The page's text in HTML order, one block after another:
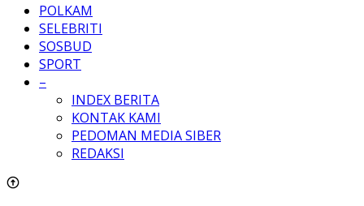
POLKAM
SELEBRITI
SOSBUD
SPORT
–
INDEX BERITA
KONTAK KAMI
PEDOMAN MEDIA SIBER
REDAKSI